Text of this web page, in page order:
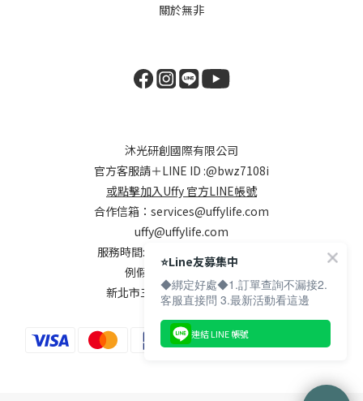
關於無非
沐光研創國際有限公司
官方客服請＋LINE ID :@bwz7108i
或點擊加入Uffy 官方LINE帳號
合作信箱： services@uffylife.com
uffy@uffylife.com
服務時間: 週一~週五，9:00-18:00
例假日及國定假日公休
新北市三重區集美街148號7樓
⭐️Line友募集中
◆綁定好處◆1.訂單查詢不漏接2.
客服直接問 3.最新活動看這邊
連結 LINE 帳號